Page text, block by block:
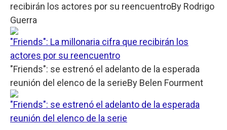
recibirán los actores por su reencuentroBy Rodrigo
Guerra
"Friends": La millonaria cifra que recibirán los
actores por su reencuentro
"Friends": se estrenó el adelanto de la esperada
reunión del elenco de la serieBy Belen Fourment
"Friends": se estrenó el adelanto de la esperada
reunión del elenco de la serie